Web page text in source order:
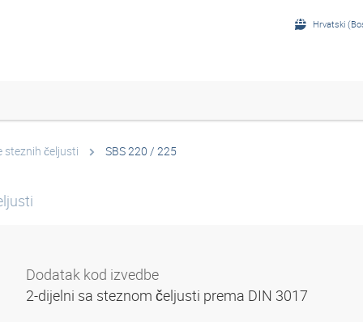
Hrvatski
steznih čeljusti SBS 220 / 225
Dodatak kod izvedbe
2-dijelni sa steznom čeljusti prema DIN 3017